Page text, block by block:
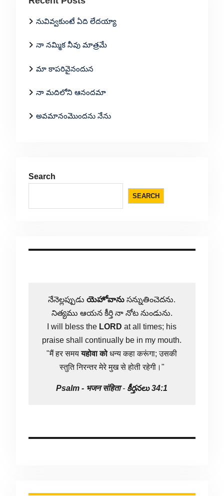
నువివ్వకుంటే ఏది లేదయ్యా
నా నమ్మిక నీవు మాత్రమే
మా కాపరివైనందున
నా మదిలోని ఆనందమా
అవమానంమొందను నేను
Search
SEARCH
నేనెల్లప్పుడుయెహోవాను సన్నుతించెదను.
నిత్యము ఆయన కీర్తి నా నోట నుండును.
I will bless the LORD at all times; his
praise shall continually be in my mouth.
"मैं हर समययहोवा कोधन्य कहा करूंगा; उसकी
स्तुति निरन्तर मेरे मुख से होती रहेगी।"
Psalm - भजन संहिता- కీర్తనలు 34:1